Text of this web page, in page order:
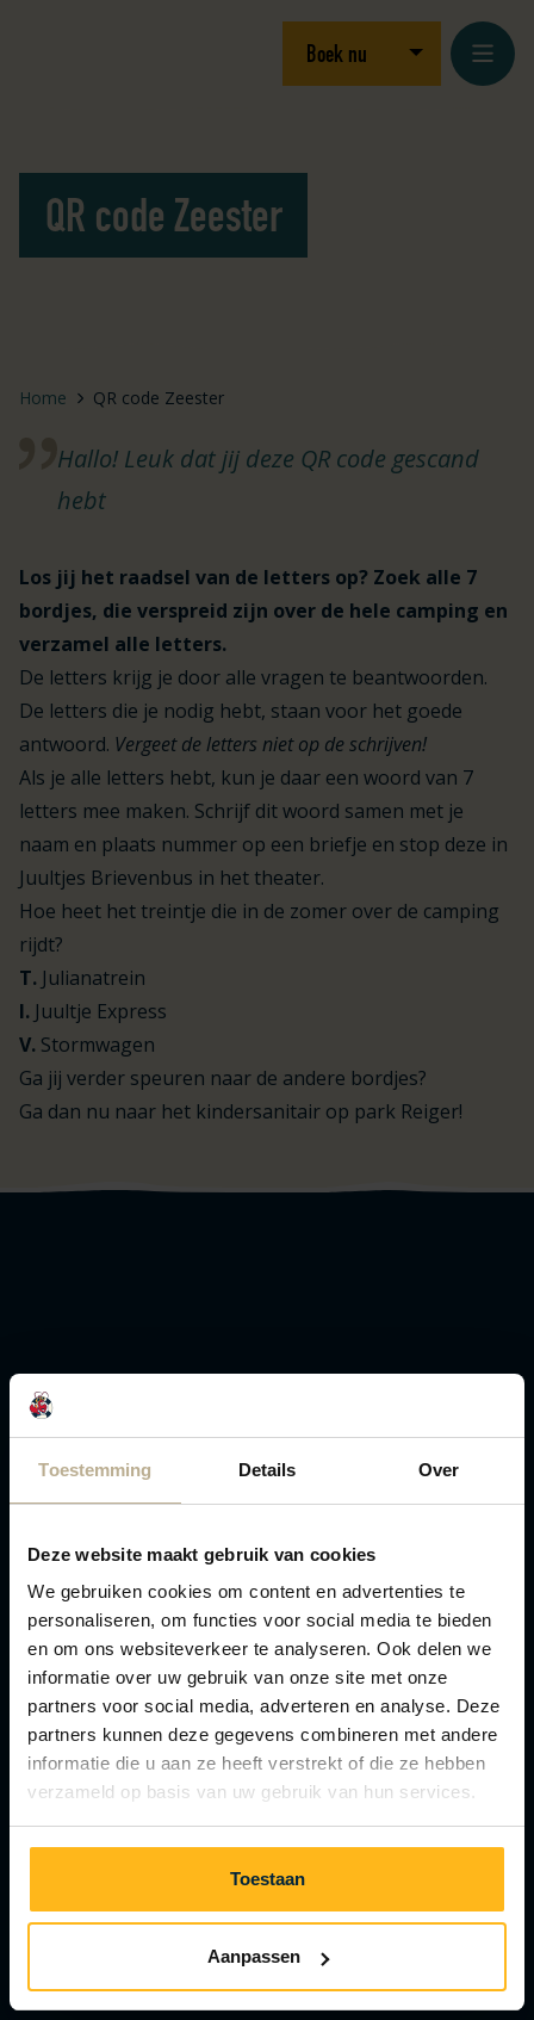
Toestemming Details Over
Deze website maakt gebruik van cookies
We gebruiken cookies om content en advertenties te
personaliseren, om functies voor social media te bieden
en om ons websiteverkeer te analyseren. Ook delen we
informatie over uw gebruik van onze site met onze
partners voor social media, adverteren en analyse. Deze
partners kunnen deze gegevens combineren met andere
informatie die u aan ze heeft verstrekt of die ze hebben
verzameld op basis van uw gebruik van hun services.
Toestaan
Aanpassen
Boek nu Open/sluit
QR code Zeester
Home QR code Zeester
Hallo! Leuk dat jij deze QR code gescand
hebt
Los jij het raadsel van de letters op? Zoek alle 7
bordjes, die verspreid zijn over de hele camping en
verzamel alle letters.
De letters krijg je door alle vragen te beantwoorden.
De letters die je nodig hebt, staan voor het goede
antwoord. Vergeet de letters niet op de schrijven!
Als je alle letters hebt, kun je daar een woord van 7
letters mee maken. Schrijf dit woord samen met je
naam en plaats nummer op een briefje en stop deze in
Juultjes Brievenbus in het theater.
Hoe heet het treintje die in de zomer over de camping
rijdt?
T. Julianatrein
I. Juultje Express
V. Stormwagen
Ga jij verder speuren naar de andere bordjes?
Ga dan nu naar het kindersanitair op park Reiger!
Plan route
info@julianahoeve.nl
Huisdiervrij park
Verhuur
Lodges
Bungalow